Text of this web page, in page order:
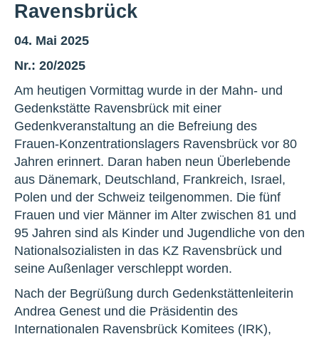
Ravensbrück
04. Mai 2025
Nr.: 20/2025
Am heutigen Vormittag wurde in der Mahn- und
Gedenkstätte Ravensbrück mit einer
Gedenkveranstaltung an die Befreiung des
Frauen-Konzentrationslagers Ravensbrück vor 80
Jahren erinnert. Daran haben neun Überlebende
aus Dänemark, Deutschland, Frankreich, Israel,
Polen und der Schweiz teilgenommen. Die fünf
Frauen und vier Männer im Alter zwischen 81 und
95 Jahren sind als Kinder und Jugendliche von den
Nationalsozialisten in das KZ Ravensbrück und
seine Außenlager verschleppt worden.
Nach der Begrüßung durch Gedenkstättenleiterin
Andrea Genest und die Präsidentin des
Internationalen Ravensbrück Komitees (IRK),